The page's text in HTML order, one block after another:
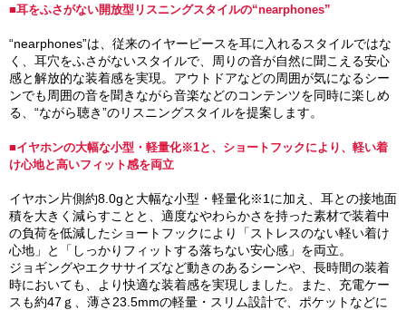
■耳をふさがない開放型リスニングスタイルの“nearphones”
“nearphones”は、従来のイヤーピースを耳に入れるスタイルではな
く、耳穴をふさがないスタイルで、周りの音が自然に聞こえる安心
感と解放的な装着感を実現。アウトドアなどの周囲が気になるシー
ンでも周囲の音を聞きながら音楽などのコンテンツを同時に楽しめ
る、“ながら聴き”のリスニングスタイルを提案します。
■イヤホンの大幅な小型・軽量化※1と、ショートフックにより、軽い着
け心地と高いフィット感を両立
イヤホン片側約8.0gと大幅な小型・軽量化※1に加え、耳との接地面
積を大きく減らすことと、適度なやわらかさを持った素材で装着中
の負荷を低減したショートフックにより「ストレスのない軽い着け
心地」と「しっかりフィットする落ちない安心感」を両立。
ジョギングやエクササイズなど動きのあるシーンや、長時間の装着
時においても、より快適な装着感を実現しました。また、充電ケー
スも約47ｇ、薄さ23.5mmの軽量・スリム設計で、ポケットなどに